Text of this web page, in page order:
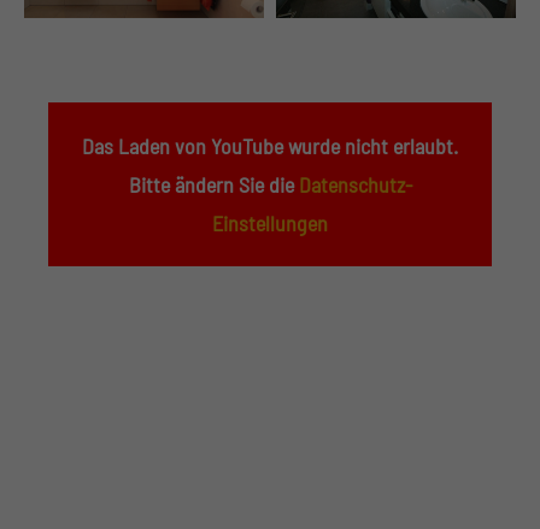
Das Laden von YouTube wurde nicht erlaubt.
Bitte ändern Sie dieDatenschutz-
Einstellungen